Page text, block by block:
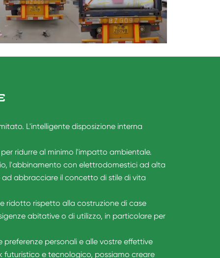
L'intelligente disposizione interna
ridurre al minimo l'impatto ambientale.
l'abbinamento con elettrodomestici ad alta
abbracciare il concetto di stile di vita
ridotto rispetto alla costruzione di case
abitative o di utilizzo, in particolare per
personali e alle vostre effettive
futuristico e tecnologico, possiamo creare